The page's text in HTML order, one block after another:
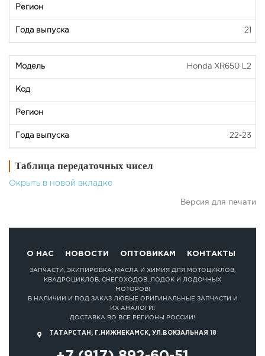
21
Honda XR650 L2
22-23
Таблица передаточных чисел
Окрыть в новой вкладке
Версия для печати
О НАС НОВОСТИ ОПТОВИКАМ КОНТАКТЫ
ЗАПЧАСТИ, ЭКИПИРОВКА, МАСЛА И ХИМИЯ ДЛЯ МОТОЦИКЛОВ,
КВАДРОЦИКЛОВ, СНЕГОХОДОВ, ЛОДОК И ЛОДОЧНЫХ
МОТОРОВ!
В НАЛИЧИИ И ПОД ЗАКАЗ ЛЮБЫЕ ОРИГИНАЛЬНЫЕ ЗАПЧАСТИ И
ИХ АНАЛОГИ!
ДОСТАВКА ВО ВСЕ РЕГИОНЫ РОССИИ!
ТАТАРСТАН, Г.НИЖНЕКАМСК, УЛ.ВОКЗАЛЬНАЯ 18